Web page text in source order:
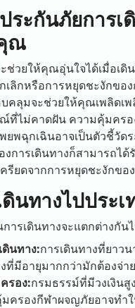
ะกันภัยการเ
ณ
ช่วยให้คุณอุ่นใจได้เมื่อเ
เลิกหรือการหยุดชะงักขอ
ลุมจะช่วยให้คุณเพลิดเ
ที่ไม่คาดฝัน ความคุ้มคร
ยพฉุกเฉินอาจเป็นตัวชี้วั
การเดินทางก็สามารถไ
รียดจากการหยุดชะงักขอ
นทางไปประ
ารเดินทางจะแตกต่างกัน
ดินทาง:การเดินทางที่ยาว
ที่มีอายุมากกว่ามักต้องจ่า
รอง:กรมธรรม์ที่มีวงเงิน
ครองกีฬาผจญภัยอาจทำ